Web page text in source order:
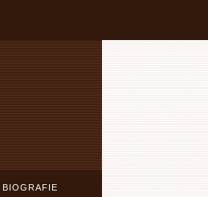
BIOGRAFIE